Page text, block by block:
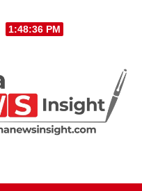
1:48:36 PM